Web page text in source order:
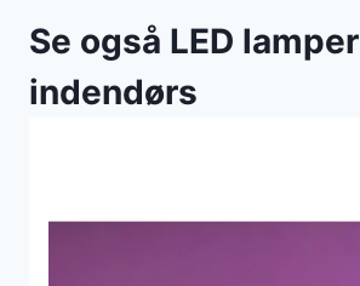
Se også LED lamper
indendørs